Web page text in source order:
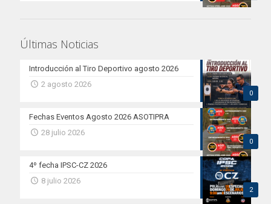
Últimas Noticias
0
Introducción al Tiro Deportivo agosto 2026
2 agosto 2026
0
Fechas Eventos Agosto 2026 ASOTIPRA
28 julio 2026
2
4º fecha IPSC-CZ 2026
8 julio 2026